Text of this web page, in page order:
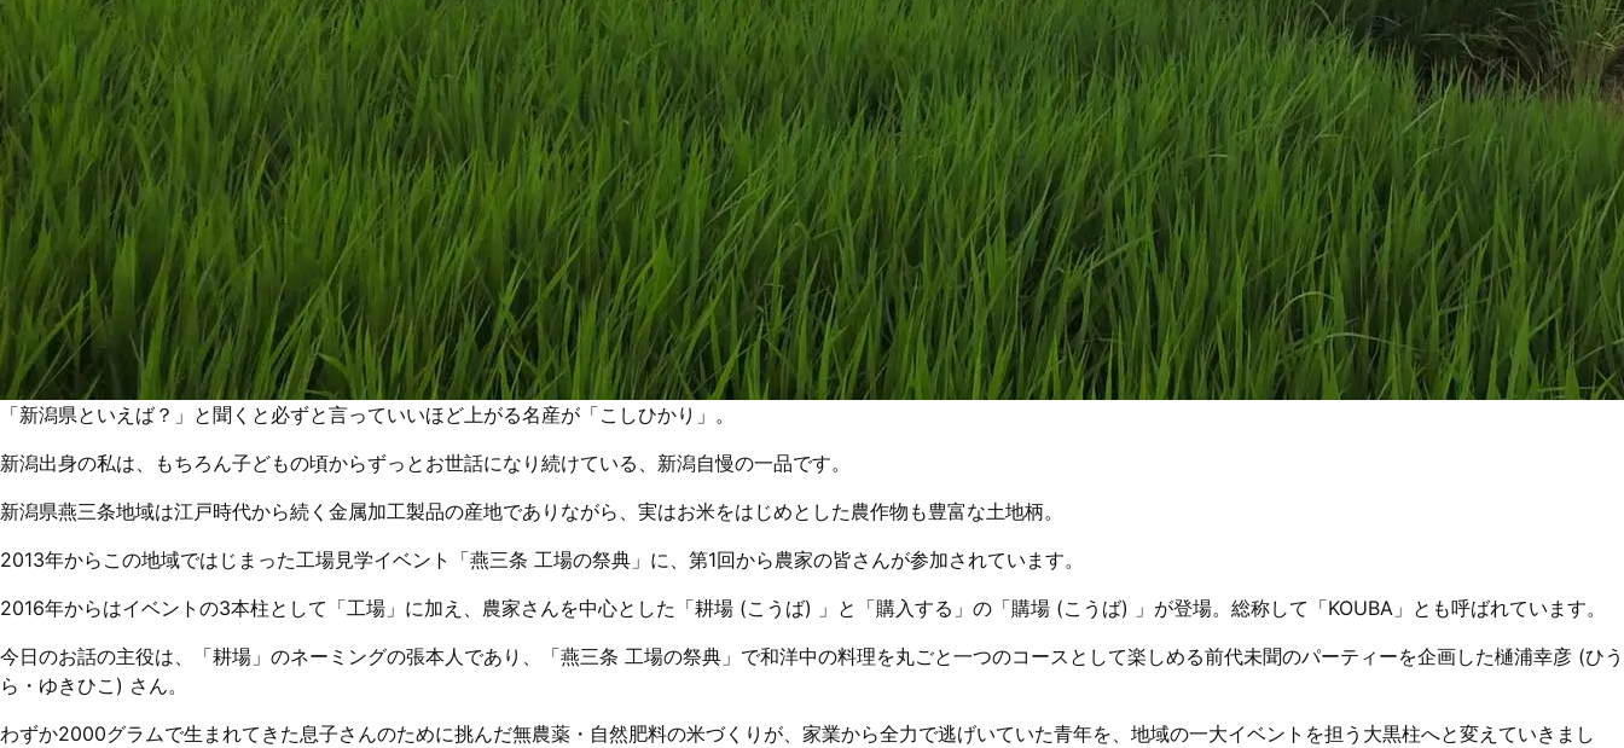
「新潟県といえば？」と聞くと必ずと言っていいほど上がる名産が「こしひかり」。
新潟出身の私は、もちろん子どもの頃からずっとお世話になり続けている、新潟自慢の一品です。
新潟県燕三条地域は江戸時代から続く金属加工製品の産地でありながら、実はお米をはじめとした農作物も豊富な土地柄。
2013年からこの地域ではじまった工場見学イベント
「燕三条 工場の祭典」 に、第1回から農家の皆さんが参加されています。
2016年からはイベントの3本柱として「工場」に加え、農家さんを中心とした「耕場 (こうば) 」と「購入する」の「購場 (こうば) 」が登場。総称して「KOUBA」とも呼ばれています。
今日のお話の主役は、「耕場」のネーミングの張本人であり、「燕三条 工場の祭典」で和洋中の料理を丸ごと一つのコースとして楽しめる前代未聞のパーティーを企画した樋浦幸彦 (ひう
ら・ゆきひこ) さん。
わずか2000グラムで生まれてきた息子さんのために挑んだ無農薬・自然肥料の米づくりが、家業から全力で逃げいていた青年を、地域の一大イベントを担う大黒柱へと変えていきまし